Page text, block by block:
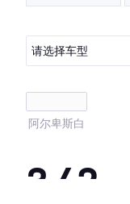
请选择车型
阿尔卑斯白
3.42